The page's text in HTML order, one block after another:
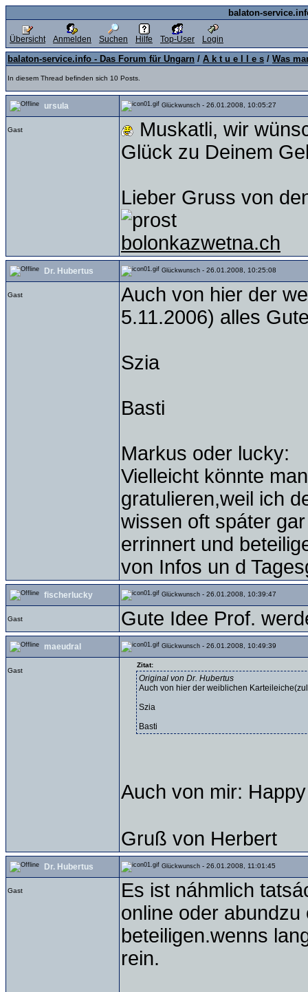
balaton-
Übersicht Anmelden Suchen Hilfe Top-User Login
balaton-service.info - Das Forum für Ungarn / A k t u e l l e s / Was
In diesem Thread befinden sich 10 Posts.
ursula Glückwunsch - 26.01.2008, 10:05:27
Gast
Muskatli, wir
Glück zu Deinem
Lieber Gruss von
bolonkazwetna.ch
Dr. Hubertus Glückwunsch - 26.01.2008, 10:25:08
Gast
Auch von hier der
5.11.2006) alles
Szia
Basti
Markus oder lucky:
Vielleicht könnte
gratulieren,weil ich
wissen oft spáter
errinnert und
von Infos un d
fischerlucky Glückwunsch - 26.01.2008, 10:39:47
Gast Gute Idee Prof.
maeudral Glückwunsch - 26.01.2008, 10:49:39
Gast
Zitat:
Original von Dr. Hubertus
Auch von hier der weiblichen
Szia
Basti
Auch von mir:
Gruß von Herbert
Dr. Hubertus Glückwunsch - 26.01.2008, 11:01:45
Gast
Es ist náhmlich
online oder
beteiligen.wenns
rein.